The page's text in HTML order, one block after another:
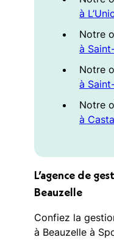
à
Notre
à
Notre
à
Notre
à
L’agence de
Beauzelle
Confiez la
à Beauzelle à